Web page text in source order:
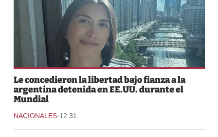
Le concedieron la libertad bajo fianza a la
argentina detenida en EE.UU. durante el
Mundial
NACIONALES-12:31